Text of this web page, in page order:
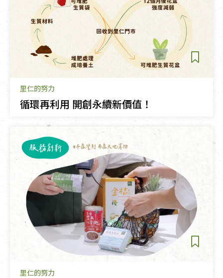
里仁的努力
循環再利用 開創永續新價值！
里仁的努力